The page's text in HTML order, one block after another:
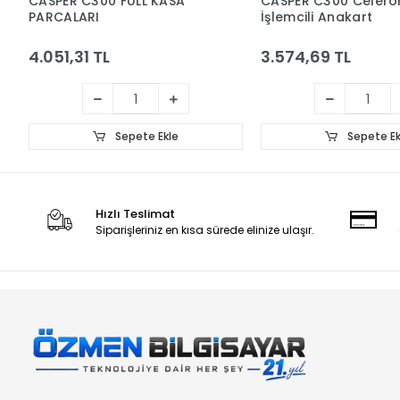
PARCALARI
4.051,31 TL
Sepete Ekle
İşlemcili Anakart
3.574,69 TL
Sepete
Hızlı Teslimat
Siparişleriniz en kısa sürede elinize ulaşır.